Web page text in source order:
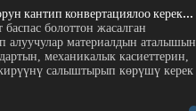
кантип конвертациялоо керек...
болоттон жасалган
алуучулар материалдын аталышын,
механикалык касиеттерин,
салыштырып көрүшү керек